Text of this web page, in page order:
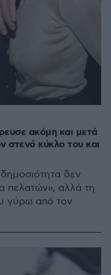
ακόμη και μετά
στενό κύκλο του και
δεν
πελατών», αλλά τη
γύρω από τον